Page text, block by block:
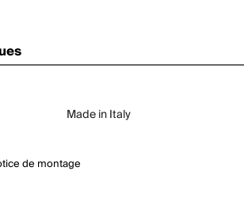
Made in Italy
de montage